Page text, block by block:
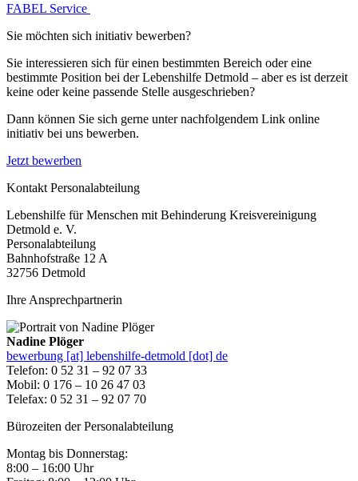
FABEL Service
Sie möchten sich initiativ bewerben?
Sie interessieren sich für einen bestimmten Bereich oder eine
bestimmte Position bei der Lebenshilfe Detmold – aber es ist derzeit
keine oder keine passende Stelle ausgeschrieben?
Dann können Sie sich gerne unter nachfolgendem Link online
initiativ bei uns bewerben.
Jetzt bewerben
Kontakt Personalabteilung
Lebenshilfe für Menschen mit Behinderung Kreisvereinigung
Detmold e. V.
Personalabteilung
Bahnhofstraße 12 A
32756 Detmold
Ihre Ansprechpartnerin
Nadine Plöger
bewerbung [at] lebenshilfe-detmold [dot] de
Telefon: 0 52 31 – 92 07 33
Mobil: 0 176 – 10 26 47 03
Telefax: 0 52 31 – 92 07 70
Bürozeiten der Personalabteilung
Montag bis Donnerstag:
8:00 – 16:00 Uhr